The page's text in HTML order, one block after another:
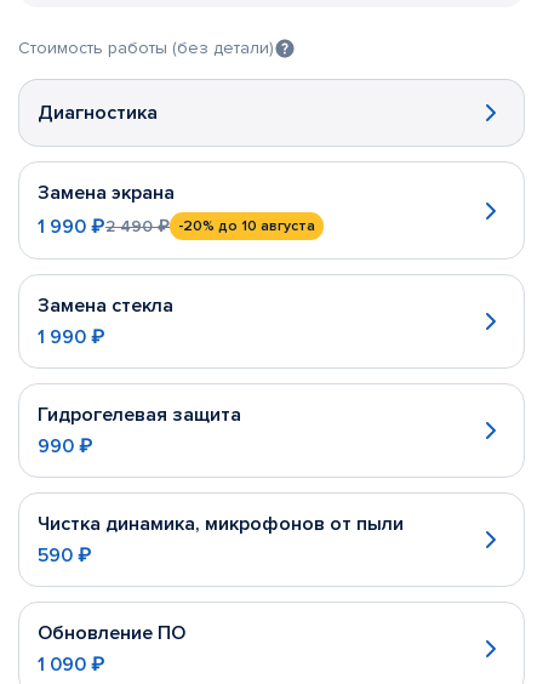
Стоимость работы (без детали)
Диагностика
Замена экрана
1 990 ₽2 490 ₽ -20% до 10 августа
Замена стекла
1 990 ₽
Гидрогелевая защита
990 ₽
Чистка динамика, микрофонов от пыли
590 ₽
Обновление ПО
1 090 ₽